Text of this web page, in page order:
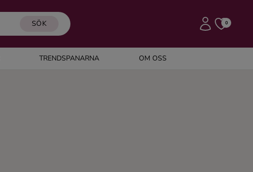
SÖK 0
TRENDSPANARNA OM OSS